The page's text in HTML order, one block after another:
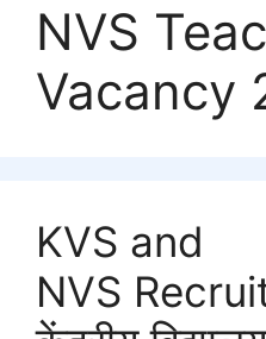
NVS
Vacancy
KVS and
NVS